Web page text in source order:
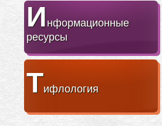
Информационные
ресурсы
Тифлология